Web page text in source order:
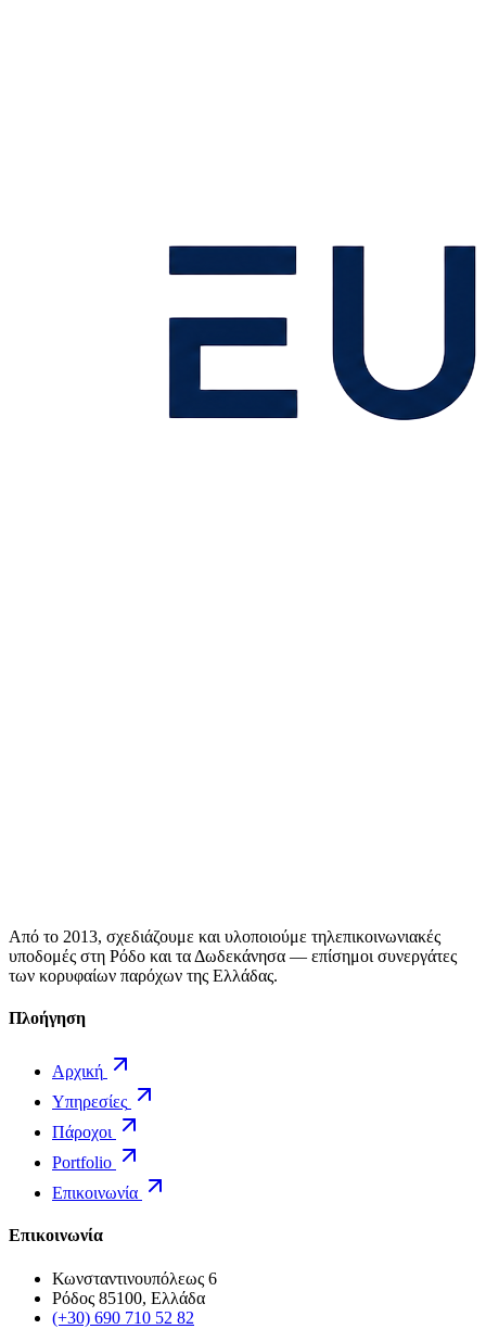
Από το 2013, σχεδιάζουμε και υλοποιούμε τηλεπικοινωνιακές
υποδομές στη Ρόδο και τα Δωδεκάνησα — επίσημοι συνεργάτες
των κορυφαίων παρόχων της Ελλάδας.
Πλοήγηση
Αρχική
Υπηρεσίες
Πάροχοι
Portfolio
Επικοινωνία
Επικοινωνία
Κωνσταντινουπόλεως 6
Ρόδος 85100, Ελλάδα
(+30) 690 710 52 82